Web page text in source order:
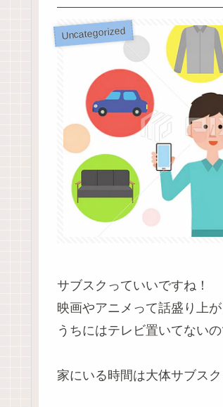
Uncategorized
サブスクっていいですね！
映画やアニメって話盛り上が
うちにはテレビ置いてない
家にいる時間は大体サブスク